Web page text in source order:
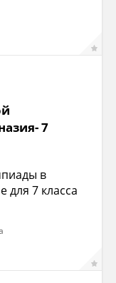
7
в
для 7 класса